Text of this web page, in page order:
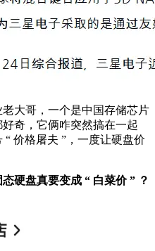
大哥，一个是中国存储芯片
奇，它俩咋突然搞在一起
价格屠夫 ”，一度让硬盘价
硬盘真要变成 “ 白菜价 ” ？